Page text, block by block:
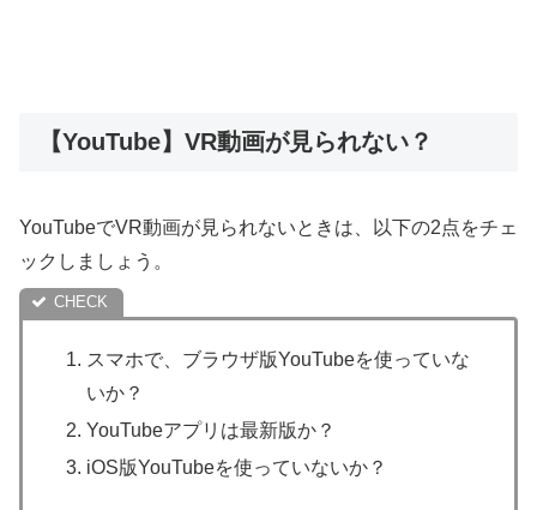
【YouTube】VR動画が見られない？
YouTubeでVR動画が見られないときは、以下の2点をチェ
ックしましょう。
スマホで、ブラウザ版YouTubeを使っていな
いか？
YouTubeアプリは最新版か？
iOS版YouTubeを使っていないか？